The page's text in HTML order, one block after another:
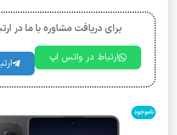
برای دریافت مشاوره با ما در
ارتباط در واتس اپ
ناموجود